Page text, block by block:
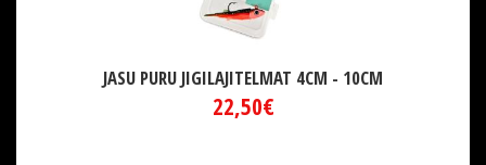
JASU PURU JIGILAJITELMAT 4CM - 10CM
22,50€